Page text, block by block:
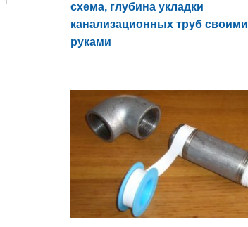
схема, глубина укладки
канализационных труб своими
руками